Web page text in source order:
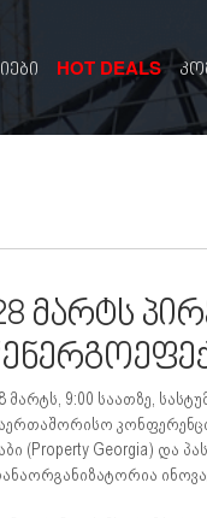
HOT DEALS
მარტს
მარტს, 9:00 საათზე,
(Property Georgia) და